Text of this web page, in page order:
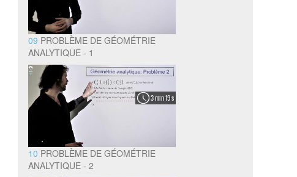
09 PROBLÈME DE GÉOMÉTRIE
ANALYTIQUE - 1
3 min 19 s
10 PROBLÈME DE GÉOMÉTRIE
ANALYTIQUE - 2